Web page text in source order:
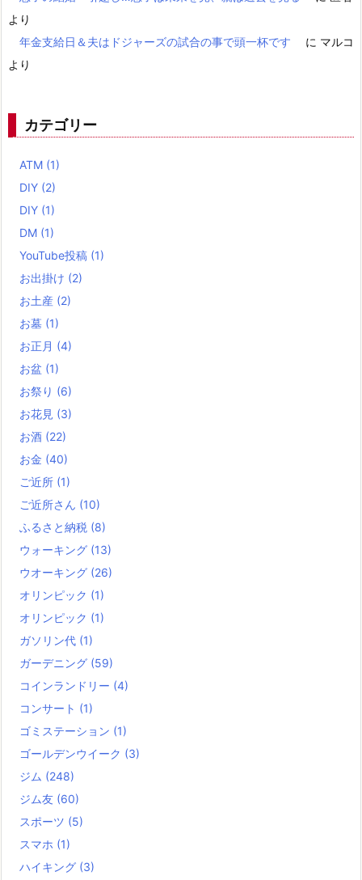
より
年金支給日＆夫はドジャーズの試合の事で頭一杯です
に マルコ
より
カテゴリー
ATM (1)
DIY (2)
DIY (1)
DM (1)
YouTube投稿 (1)
お出掛け (2)
お土産 (2)
お墓 (1)
お正月 (4)
お盆 (1)
お祭り (6)
お花見 (3)
お酒 (22)
お金 (40)
ご近所 (1)
ご近所さん (10)
ふるさと納税 (8)
ウォーキング (13)
ウオーキング (26)
オリンピック (1)
オリンピック (1)
ガソリン代 (1)
ガーデニング (59)
コインランドリー (4)
コンサート (1)
ゴミステーション (1)
ゴールデンウイーク (3)
ジム (248)
ジム友 (60)
スポーツ (5)
スマホ (1)
ハイキング (3)